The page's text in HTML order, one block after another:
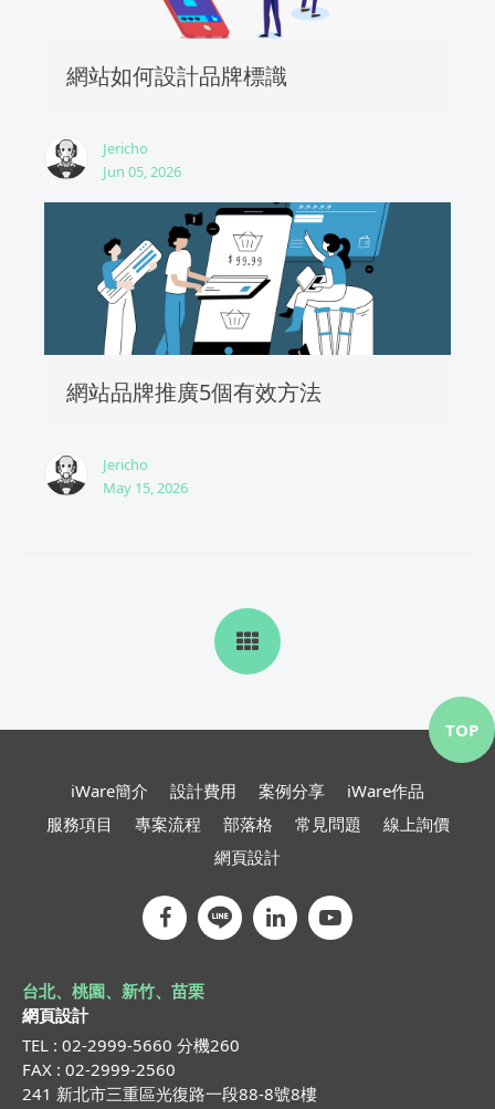
網站如何設計品牌標識
Jericho
Jun 05, 2026
網站品牌推廣5個有效方法
Jericho
May 15, 2026
iWare簡介 設計費用 案例分享
iWare作品
服務項目
專案流程 部落格 常見問題
線上詢價
網頁設計
台北、桃園、新竹、苗栗
網頁設計
TEL : 02-2999-5660 分機260
FAX : 02-2999-2560
241 新北市三重區光復路一段88-8號8樓
TOP